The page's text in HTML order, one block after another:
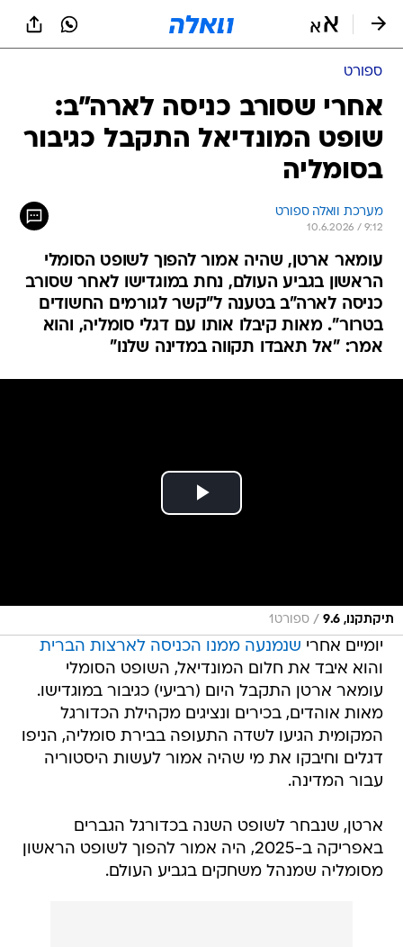
ספורט
אחרי שסורב כניסה לארה"ב:
שופט המונדיאל התקבל כגיבור
בסומליה
מערכת וואלה ספורט
10.6.2026 / 9:12
עומאר ארטן, שהיה אמור להפוך לשופט הסומלי
הראשון בגביע העולם, נחת במוגדישו לאחר שסורב
כניסה לארה"ב בטענה ל"קשר לגורמים החשודים
בטרור". מאות קיבלו אותו עם דגלי סומליה, והוא
אמר: "אל תאבדו תקווה במדינה שלנו"
תיקתקנו, 9.6 / ספורט1
יומיים אחרי שנמנעה ממנו הכניסה לארצות הברית
והוא איבד את חלום המונדיאל, השופט הסומלי
עומאר ארטן התקבל היום (רביעי) כגיבור במוגדישו.
מאות אוהדים, בכירים ונציגים מקהילת הכדורגל
המקומית הגיעו לשדה התעופה בבירת סומליה, הניפו
דגלים וחיבקו את מי שהיה אמור לעשות היסטוריה
עבור המדינה.
ארטן, שנבחר לשופט השנה בכדורגל הגברים
באפריקה ב-2025, היה אמור להפוך לשופט הראשון
מסומליה שמנהל משחקים בגביע העולם.